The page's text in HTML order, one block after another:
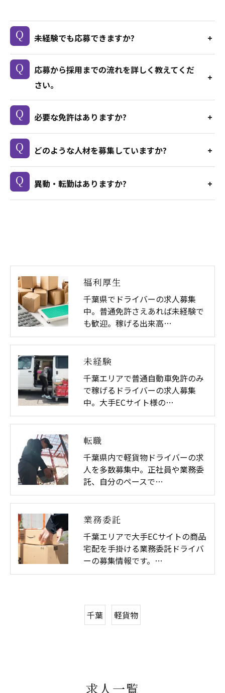
未経験でも応募できますか?
応募から採用までの流れを詳しく教えてくだ
さい。
必要な免許はありますか?
どのような人材を募集していますか?
異動・転勤はありますか?
福利厚生
千葉県でドライバーの求人募集
中。普通免許さえあれば未経験で
も歓迎。稼げる出来高…
未経験
千葉エリアで普通自動車免許のみ
で稼げるドライバーの求人募集
中。大手ECサイト様の…
転職
千葉県内で軽貨物ドライバーの求
人を多数募集中。正社員や業務委
託、自分のペースで…
業務委託
千葉エリアで大手ECサイトの商品
宅配を手掛ける業務委託ドライバ
ーの募集情報です。…
千葉 軽貨物
求人一覧